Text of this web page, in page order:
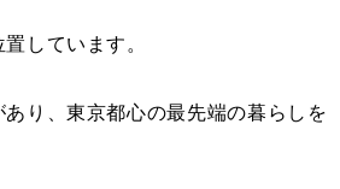
しています。
り、東京都心の最先端の暮らしを